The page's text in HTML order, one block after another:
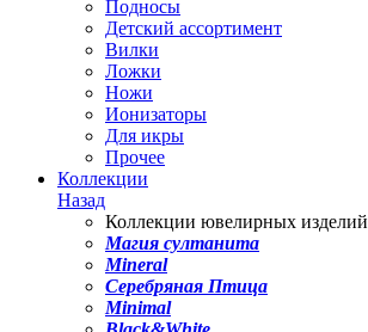
Подносы
Детский ассортимент
Вилки
Ложки
Ножи
Ионизаторы
Для икры
Прочее
Коллекции
Назад
Коллекции ювелирных изделий
Магия султанита
Mineral
Серебряная Птица
Minimal